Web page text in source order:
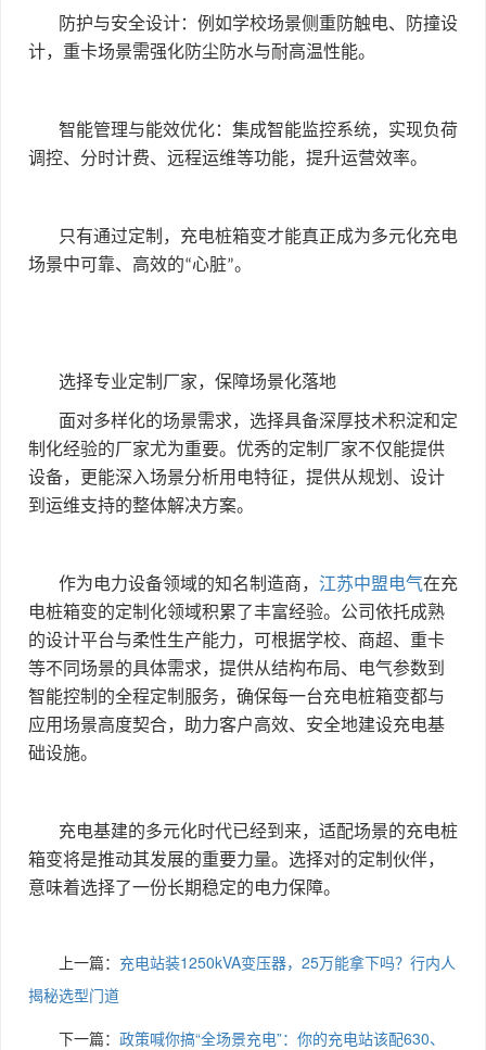
防护与安全设计：例如学校场景侧重防触电、防撞设
计，重卡场景需强化防尘防水与耐高温性能。
智能管理与能效优化：集成智能监控系统，实现负荷
调控、分时计费、远程运维等功能，提升运营效率。
只有通过定制，充电桩箱变才能真正成为多元化充电
场景中可靠、高效的“心脏”。
选择专业定制厂家，保障场景化落地
面对多样化的场景需求，选择具备深厚技术积淀和定
制化经验的厂家尤为重要。优秀的定制厂家不仅能提供
设备，更能深入场景分析用电特征，提供从规划、设计
到运维支持的整体解决方案。
作为电力设备领域的知名制造商， 江苏中盟电气在充
电桩箱变的定制化领域积累了丰富经验。公司依托成熟
的设计平台与柔性生产能力，可根据学校、商超、重卡
等不同场景的具体需求，提供从结构布局、电气参数到
智能控制的全程定制服务，确保每一台充电桩箱变都与
应用场景高度契合，助力客户高效、安全地建设充电基
础设施。
充电基建的多元化时代已经到来，适配场景的充电桩
箱变将是推动其发展的重要力量。选择对的定制伙伴，
意味着选择了一份长期稳定的电力保障。
上一篇： 充电站装1250kVA变压器，25万能拿下吗？行内人
揭秘选型门道
下一篇： 政策喊你搞“全场景充电”：你的充电站该配630、